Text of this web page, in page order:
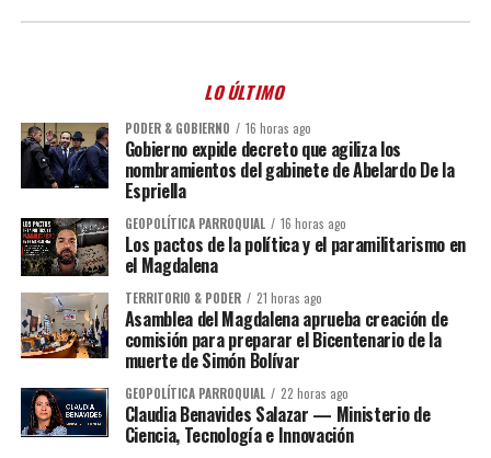
LO ÚLTIMO
PODER & GOBIERNO 16 horas ago
Gobierno expide decreto que agiliza los
nombramientos del gabinete de Abelardo De la
Espriella
GEOPOLÍTICA PARROQUIAL 16 horas ago
Los pactos de la política y el paramilitarismo en
el Magdalena
TERRITORIO & PODER 21 horas ago
Asamblea del Magdalena aprueba creación de
comisión para preparar el Bicentenario de la
muerte de Simón Bolívar
GEOPOLÍTICA PARROQUIAL 22 horas ago
Claudia Benavides Salazar — Ministerio de
Ciencia, Tecnología e Innovación